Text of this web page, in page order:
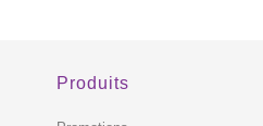
Produits